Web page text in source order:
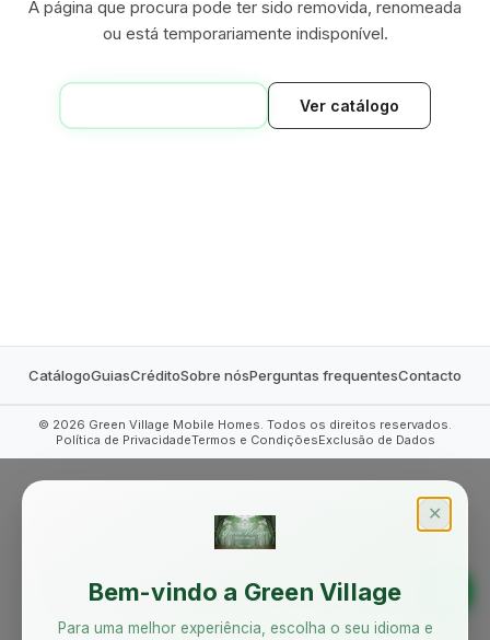
A página que procura pode ter sido removida, renomeada
ou está temporariamente indisponível.
Ver catálogo
CatálogoGuiasCréditoSobre nósPerguntas frequentesContacto
© 2026 Green Village Mobile Homes. Todos os direitos reservados.
Política de PrivacidadeTermos e CondiçõesExclusão de Dados
✕
Bem-vindo a Green Village
Para uma melhor experiência, escolha o seu idioma e